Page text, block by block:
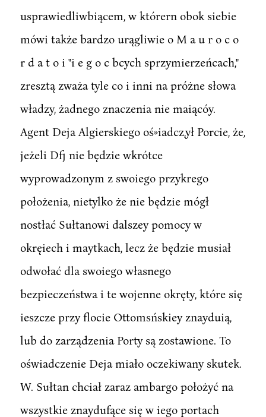
usprawiedliwbiącem, w którern obok siebie
mówi także bardzo urągliwie o M a u r o c o
r d a t o i "i e g o c bcych sprzymierzeńcach,"
zresztą zważa tyle co i inni na próżne słowa
władzy, żadnego znaczenia nie maiącóy.
Agent Deja Algierskiego oś»iadcz,ył Porcie, że,
jeżeli Dfj nie będzie wkrótce
wyprowadzonym z swoiego przykrego
położenia, nietylko że nie będzie mógł
nostłać Sułtanowi dalszey pomocy w
okręiech i maytkach, lecz że będzie musiał
odwołać dla swoiego własnego
bezpieczeństwa i te wojenne okręty, które się
ieszcze przy flocie Ottomsńskiey znayduią,
lub do zarządzenia Porty są zostawione. To
oświadczenie Deja miało oczekiwany skutek.
W. Sułtan chciał zaraz ambargo położyć na
wszystkie znaydufące się w iego portach